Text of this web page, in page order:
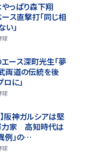
やっぱり森下翔
ス直撃打「同じ相
い」
球
エース深町光生「夢
両道の伝統を後
に」
球
阪神ガルシアは堅
力家 高知時代は
例」の…
球